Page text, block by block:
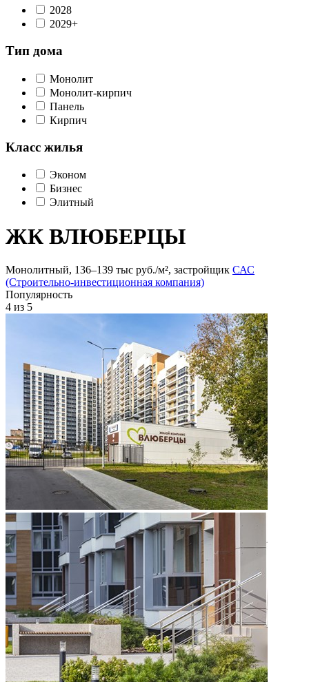
2028
2029+
Тип дома
Монолит
Монолит-кирпич
Панель
Кирпич
Класс жилья
Эконом
Бизнес
Элитный
ЖК ВЛЮБЕРЦЫ
Монолитный, 136‒139 тыс руб./м², застройщик САС
(Строительно-инвестиционная компания)
Популярность
4 из 5